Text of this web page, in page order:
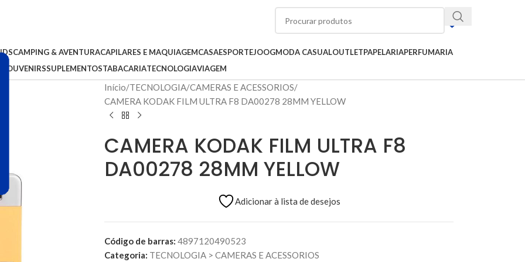
CAMPING & AVENTURACAPILARES E MAQUIAGEMCASAESPORTEJOOGMODA CASUALOUTLETPAPELARIAPERFUMARIA
SOUVENIRSSUPLEMENTOSTABACARIATECNOLOGIAVIAGEM
Início TECNOLOGIA CAMERAS E ACESSORIOS
CAMERA KODAK FILM ULTRA F8 DA00278 28MM YELLOW
CAMERA KODAK FILM ULTRA F8
DA00278 28MM YELLOW
Adicionar à lista de desejos
Código de barras: 4897120490523
Categoria: TECNOLOGIA > CAMERAS E ACESSORIOS